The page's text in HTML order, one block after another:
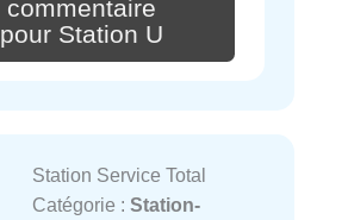
commentaire
pour Station U
Station Service Total
Catégorie : Station-